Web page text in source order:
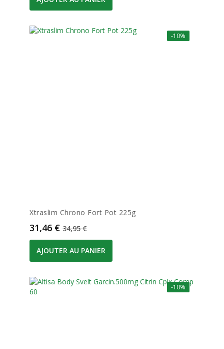
-10%
Xtraslim Chrono Fort Pot 225g
Prix
31,46 € Prix de base
34,95 €
AJOUTER AU PANIER
-10%